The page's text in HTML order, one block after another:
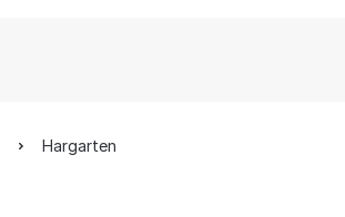
Hargarten